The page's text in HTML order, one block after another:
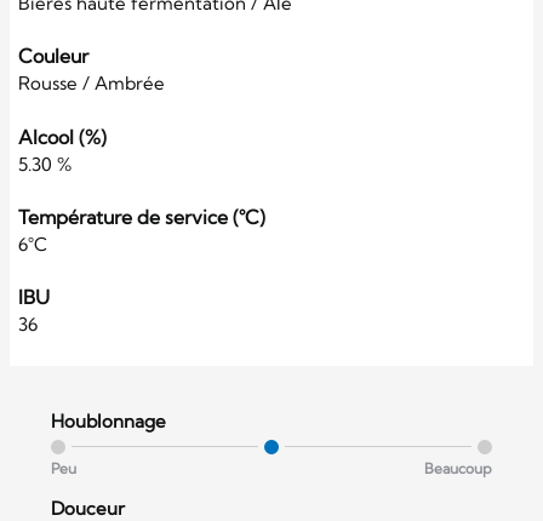
Couleur
Rousse / Ambrée
Alcool (%)
5.30 %
Température de service (°C)
6°C
IBU
36
Houblonnage
Peu Beaucoup
Douceur